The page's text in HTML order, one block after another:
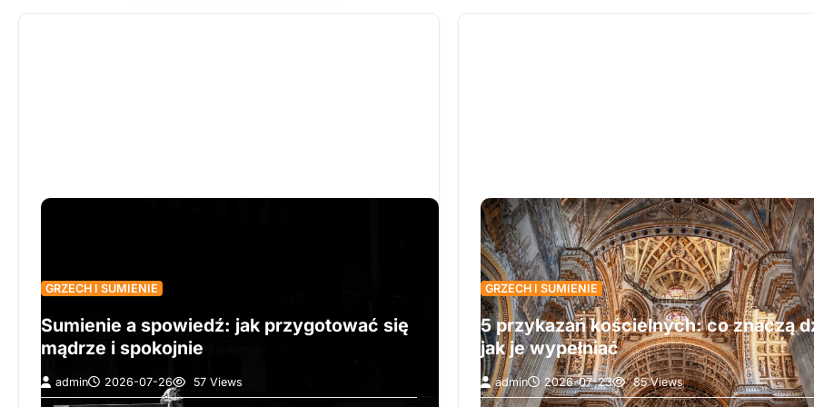
GRZECH I SUMIENIE
Sumienie a spowiedź: jak przygotować się
mądrze i spokojnie
admin 2026-07-26 57 Views
Jak przygotować się do spowiedzi bez paniki i bez
GRZECH I SUMIENIE
5 przykazań kościelnych: co znaczą
jak je wypełniać
admin 2026-07-23 85 Views
Pięć przykazań kościelnych to nie tylko lista